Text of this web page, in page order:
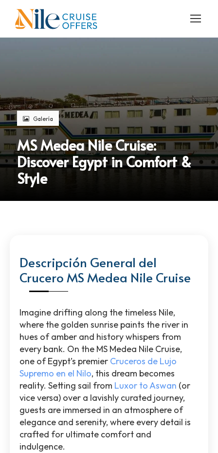
Galería
MS Medea Nile Cruise:
Discover Egypt in Comfort &
Style
Descripción General del
Crucero MS Medea Nile Cruise
Imagine drifting along the timeless Nile,
where the golden sunrise paints the river in
hues of amber and history whispers from
every bank. On the MS Medea Nile Cruise,
one of Egypt’s premier Cruceros de Lujo
Supremo en el Nilo, this dream becomes
reality. Setting sail from Luxor to Aswan (or
vice versa) over a lavishly curated journey,
guests are immersed in an atmosphere of
elegance and serenity, where every detail is
crafted for ultimate comfort and
indulgence.